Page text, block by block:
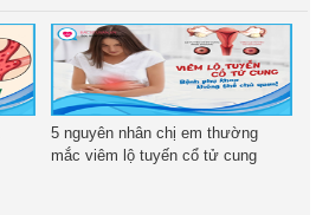
5 nguyên nhân chị em thường
mắc viêm lộ tuyến cổ tử cung